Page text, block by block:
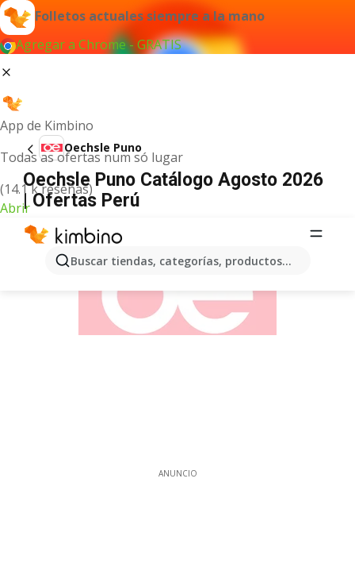
Folletos actuales siempre a la mano
Agregar a Chrome - GRATIS
App de Kimbino
Todas as ofertas num só lugar
(14.1 k reseñas)
Abrir
Buscar tiendas, categorías, productos...
Oechsle Puno
Oechsle Puno Catálogo Agosto 2026
| Ofertas Perú
ANUNCIO